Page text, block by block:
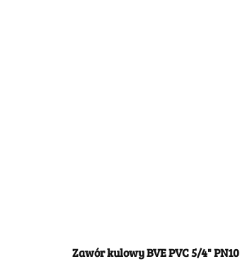
Zawór kulowy BVE PVC 5/4" PN10